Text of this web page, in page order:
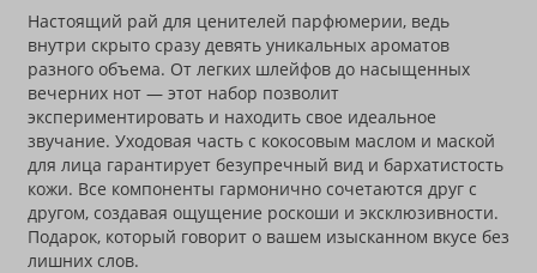
Настоящий рай для ценителей парфюмерии, ведь
внутри скрыто сразу девять уникальных ароматов
разного объема. От легких шлейфов до насыщенных
вечерних нот — этот набор позволит
экспериментировать и находить свое идеальное
звучание. Уходовая часть с кокосовым маслом и маской
для лица гарантирует безупречный вид и бархатистость
кожи. Все компоненты гармонично сочетаются друг с
другом, создавая ощущение роскоши и эксклюзивности.
Подарок, который говорит о вашем изысканном вкусе без
лишних слов.